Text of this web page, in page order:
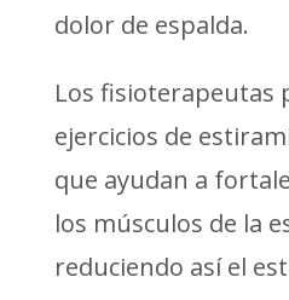
dolor de espalda.
Los fisioterapeutas
ejercicios de
que ayudan a
los músculos de la
reduciendo así el